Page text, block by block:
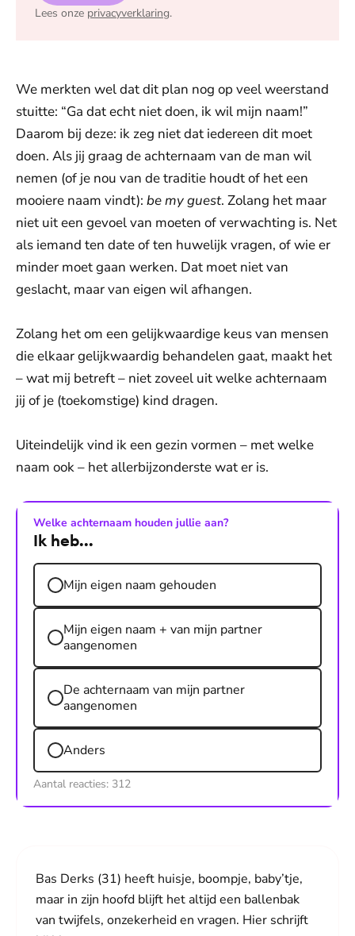
Lees onze privacyverklaring.
We merkten wel dat dit plan nog op veel weerstand
stuitte: “Ga dat echt niet doen, ik wil mijn naam!”
Daarom bij deze: ik zeg niet dat iedereen dit moet
doen. Als jij graag de achternaam van de man wil
nemen (of je nou van de traditie houdt of het een
mooiere naam vindt): be my guest. Zolang het maar
niet uit een gevoel van moeten of verwachting is. Net
als iemand ten date of ten huwelijk vragen, of wie er
minder moet gaan werken. Dat moet niet van
geslacht, maar van eigen wil afhangen.
Zolang het om een gelijkwaardige keus van mensen
die elkaar gelijkwaardig behandelen gaat, maakt het
– wat mij betreft – niet zoveel uit welke achternaam
jij of je (toekomstige) kind dragen.
Uiteindelijk vind ik een gezin vormen – met welke
naam ook – het allerbijzonderste wat er is.
Welke achternaam houden jullie aan?
Ik heb...
Mijn eigen naam gehouden
Mijn eigen naam + van mijn partner
aangenomen
De achternaam van mijn partner
aangenomen
Anders
Aantal reacties: 312
Bas Derks (31) heeft huisje, boompje, baby’tje,
maar in zijn hoofd blijft het altijd een ballenbak
van twijfels, onzekerheid en vragen. Hier schrijft